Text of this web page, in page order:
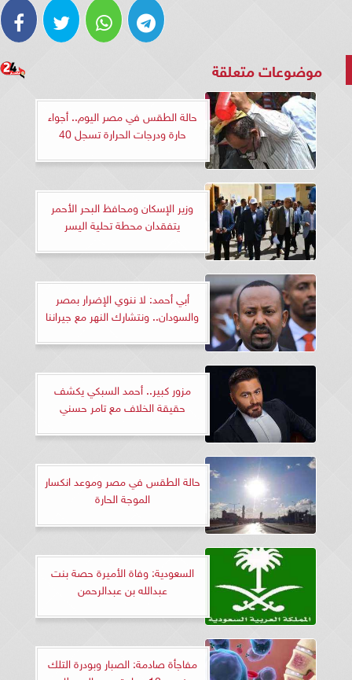
موضوعات متعلقة
حالة الطقس في مصر اليوم.. أجواء
حارة ودرجات الحرارة تسجل 40
وزير الإسكان ومحافظ البحر الأحمر
يتفقدان محطة تحلية اليسر
أبي أحمد: لا ننوي الإضرار بمصر
والسودان.. ونتشارك النهر مع جيراننا
مزور كبير.. أحمد السبكي يكشف
حقيقة الخلاف مع تامر حسني
حالة الطقس في مصر وموعد انكسار
الموجة الحارة
السعودية: وفاة الأميرة حصة بنت
عبدالله بن عبدالرحمن
مفاجأة صادمة: الصبار وبودرة التلك